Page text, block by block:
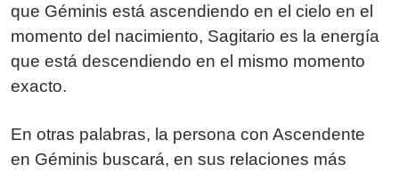
que Géminis está ascendiendo en el cielo en el
momento del nacimiento, Sagitario es la energía
que está descendiendo en el mismo momento
exacto.
En otras palabras, la persona con Ascendente
en Géminis buscará, en sus relaciones más